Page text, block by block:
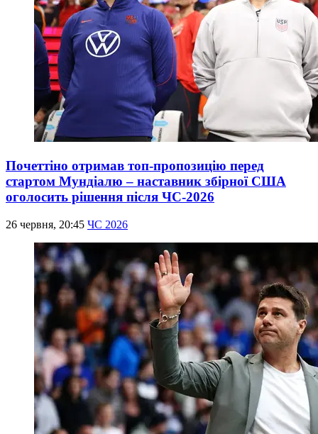
Почеттіно отримав топ-пропозицію перед
стартом Мундіалю – наставник збірної США
оголосить рішення після ЧС-2026
26 червня, 20:45 ЧС 2026